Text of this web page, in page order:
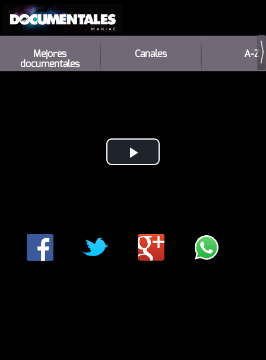
Mejores
documentales
Canales A-Z
Play